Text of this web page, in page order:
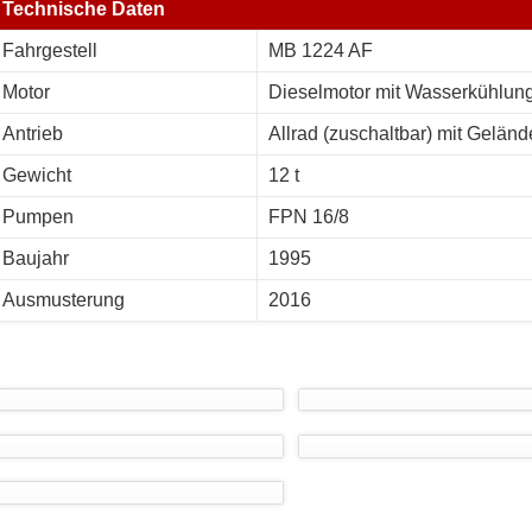
Technische Daten
Fahrgestell MB 1224 AF
Motor Dieselmotor mit
Antrieb Allrad (zuschaltbar) mit
Gewicht 12 t
Pumpen FPN 16/8
Baujahr 1995
Ausmusterung 2016